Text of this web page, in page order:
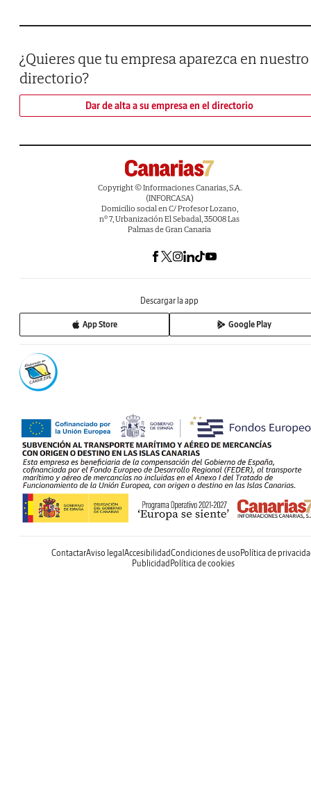
¿Quieres que tu empresa aparezca en nuestro
directorio?
Dar de alta a su empresa en el directorio
Copyright © Informaciones Canarias, S.A.
(INFORCASA)
Domicilio social en C/ Profesor Lozano,
nº 7, Urbanización El Sebadal, 35008 Las
Palmas de Gran Canaria
Descargar la app
App Store Google Play
ContactarAviso legalAccesibilidadCondiciones de usoPolítica de
PublicidadPolítica de cookies